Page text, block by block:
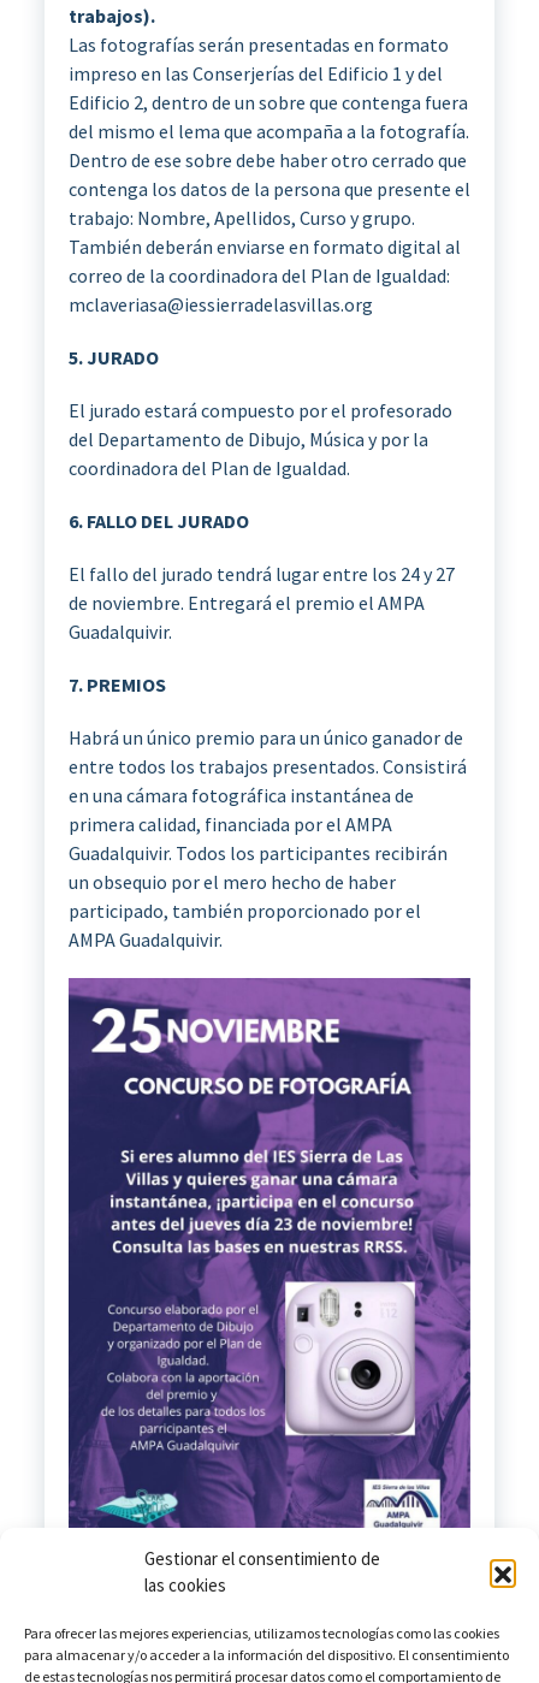
Gestionar el consentimiento de
las cookies
Para ofrecer las mejores experiencias, utilizamos tecnologías como las cookies
para almacenar y/o acceder a la información del dispositivo. El consentimiento
de estas tecnologías nos permitirá procesar datos como el comportamiento de
trabajos).
Las fotografías serán presentadas en formato
impreso en las Conserjerías del Edificio 1 y del
Edificio 2, dentro de un sobre que contenga fuera
del mismo el lema que acompaña a la fotografía.
Dentro de ese sobre debe haber otro cerrado que
contenga los datos de la persona que presente el
trabajo: Nombre, Apellidos, Curso y grupo.
También deberán enviarse en formato digital al
correo de la coordinadora del Plan de Igualdad:
mclaveriasa@iessierradelasvillas.org
5. JURADO
El jurado estará compuesto por el profesorado
del Departamento de Dibujo, Música y por la
coordinadora del Plan de Igualdad.
6. FALLO DEL JURADO
El fallo del jurado tendrá lugar entre los 24 y 27
de noviembre. Entregará el premio el AMPA
Guadalquivir.
7. PREMIOS
Habrá un único premio para un único ganador de
entre todos los trabajos presentados. Consistirá
en una cámara fotográfica instantánea de
primera calidad, financiada por el AMPA
Guadalquivir. Todos los participantes recibirán
un obsequio por el mero hecho de haber
participado, también proporcionado por el
AMPA Guadalquivir.